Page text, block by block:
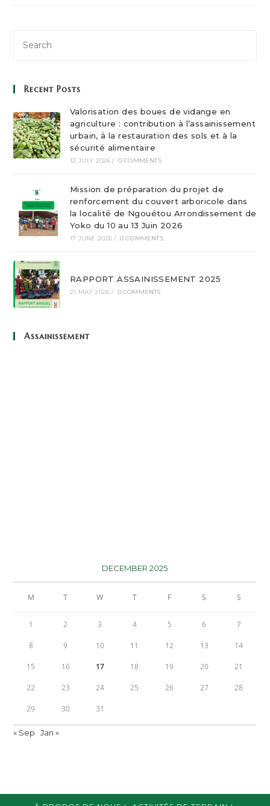
Recent Posts
Valorisation des boues de vidange en
agriculture : contribution à l’assainissement
urbain, à la restauration des sols et à la
sécurité alimentaire
12 JULY 2026 / 0 COMMENTS
Mission de préparation du projet de
renforcement du couvert arboricole dans
la localité de Ngouétou Arrondissement de
Yoko du 10 au 13 Juin 2026
17 JUNE 2026 / 0 COMMENTS
RAPPORT ASSAINISSEMENT 2025
21 MAY 2026 / 0 COMMENTS
Assainissement
DECEMBER 2025
M T W T F S S
1 2 3 4 5 6 7
8 9 10 11 12 13 14
15 16 17 18 19 20 21
22 23 24 25 26 27 28
29 30 31
« Sep Jan »